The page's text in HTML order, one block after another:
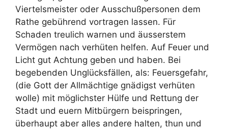
Viertelsmeister oder Ausschußpersonen dem
Rathe gebührend vortragen lassen. Für
Schaden treulich warnen und äusserstem
Vermögen nach verhüten helfen. Auf Feuer und
Licht gut Achtung geben und haben. Bei
begebenden Unglücksfällen, als: Feuersgefahr,
(die Gott der Allmächtige gnädigst verhüten
wolle) mit möglichster Hülfe und Rettung der
Stadt und euern Mitbürgern beispringen,
überhaupt aber alles andere halten, thun und